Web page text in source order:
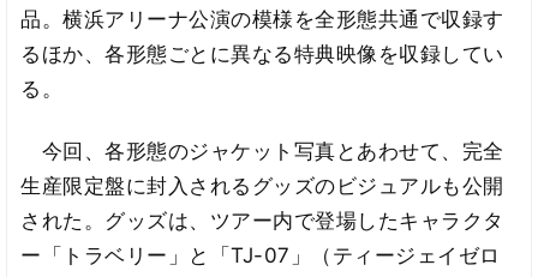
品。横浜アリーナ公演の模様を全形態共通で収録す
るほか、各形態ごとに異なる特典映像を収録してい
る。
今回、各形態のジャケット写真とあわせて、完全
生産限定盤に封入されるグッズのビジュアルも公開
された。グッズは、ツアー内で登場したキャラクタ
ー「トラベリー」と「TJ-07」（ティージェイゼロ